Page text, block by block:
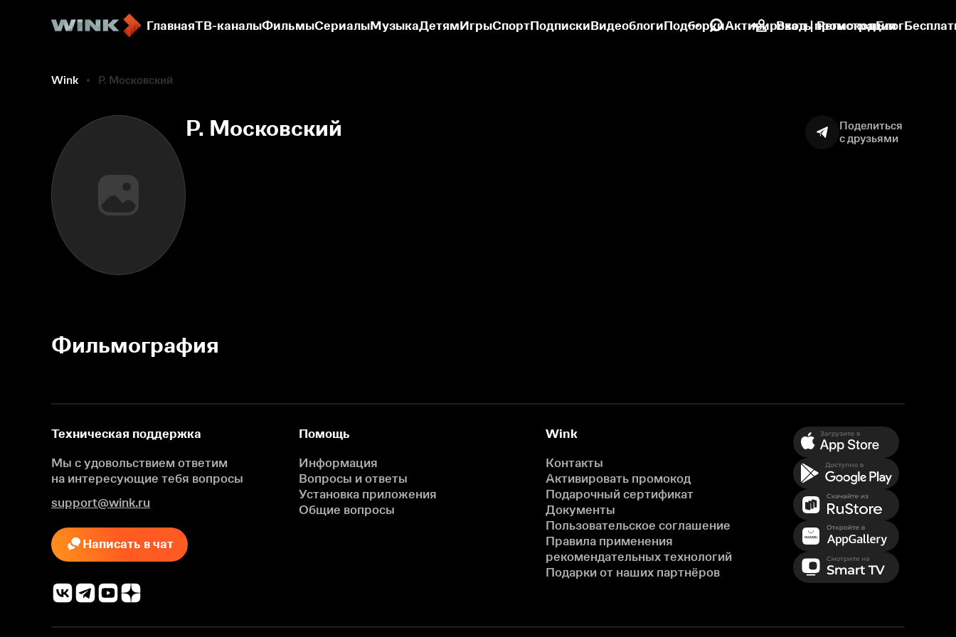
ГлавнаяТВ-каналыФильмыСериалыМузыкаДетямИгрыСпортПодпискиВидеоблогиПодборкиАктивировать промокодБлог
Вход | Регистрация
Wink Р. Московский
Р. Московский
Поделиться
с друзьями
Фильмография
Техническая поддержка
Мы с удовольствием ответим
на интересующие тебя вопросы
support@wink.ru
Написать в чат
Помощь
Информация
Вопросы и ответы
Установка приложения
Общие вопросы
Wink
Контакты
Активировать промокод
Подарочный сертификат
Документы
Пользовательское соглашение
Правила применения
рекомендательных технологий
Подарки от наших партнёров